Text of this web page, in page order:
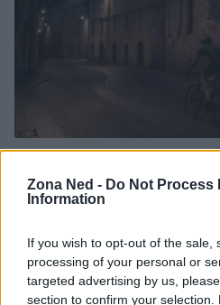
Zona Ned - Do Not Process
Information
If you wish to opt-out of the sale,
processing of your personal or
targeted advertising by us,
section to confirm your
Pieve Comics 2026: tutto ciò
sull’evento nerd di Perugia
Andrea Conforti · 6 Ago 2026